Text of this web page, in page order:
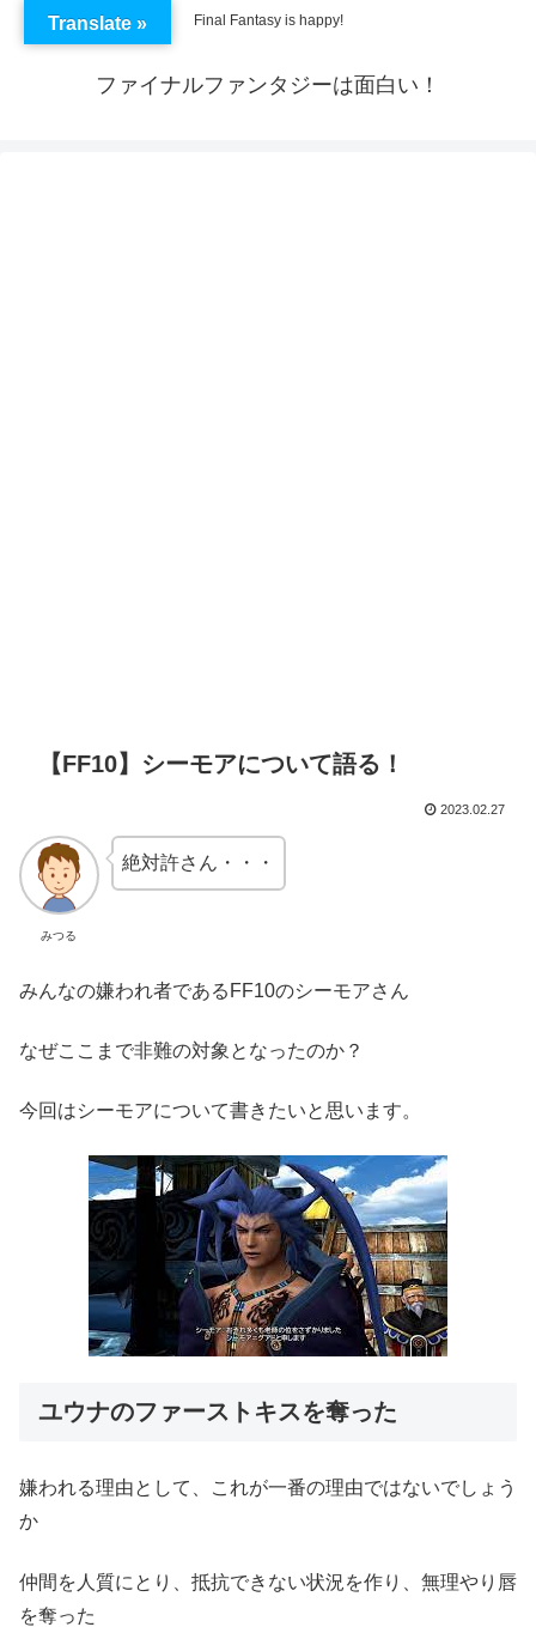
Final Fantasy is happy!
ファイナルファンタジーは面白い！
【FF10】シーモアについて語る！
2023.02.27
みつる
絶対許さん・・・
みんなの嫌われ者であるFF10のシーモアさん
なぜここまで非難の対象となったのか？
今回はシーモアについて書きたいと思います。
ユウナのファーストキスを奪った
嫌われる理由として、これが一番の理由ではないでしょう
か
仲間を人質にとり、抵抗できない状況を作り、無理やり唇
を奪った
Translate »